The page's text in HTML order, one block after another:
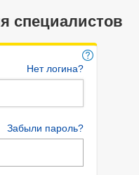
специалистов
Нет логина?
Забыли пароль?